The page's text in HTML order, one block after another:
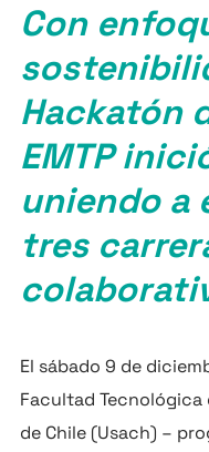
Con
Hackatón
EMTP
uniendo a
tres
El sábado 9 de
Facultad Tecnológica
de Chile (Usach) –